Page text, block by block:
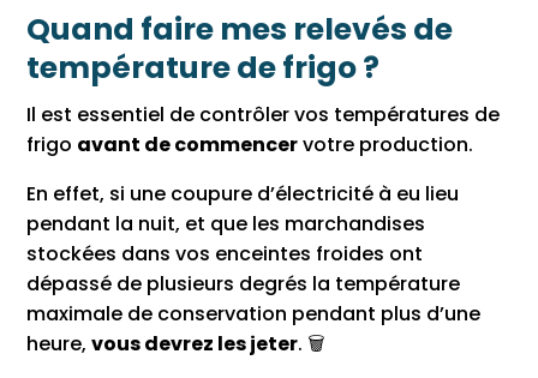
Quand faire mes relevés de
température de frigo ?
Il est essentiel de contrôler vos températures de
frigo avant de commencervotre production.
En effet, si une coupure d’électricité à eu lieu
pendant la nuit, et que les marchandises
stockées dans vos enceintes froides ont
dépassé de plusieurs degrés la température
maximale de conservation pendant plus d’une
heure,vous devrez les jeter. 🗑️